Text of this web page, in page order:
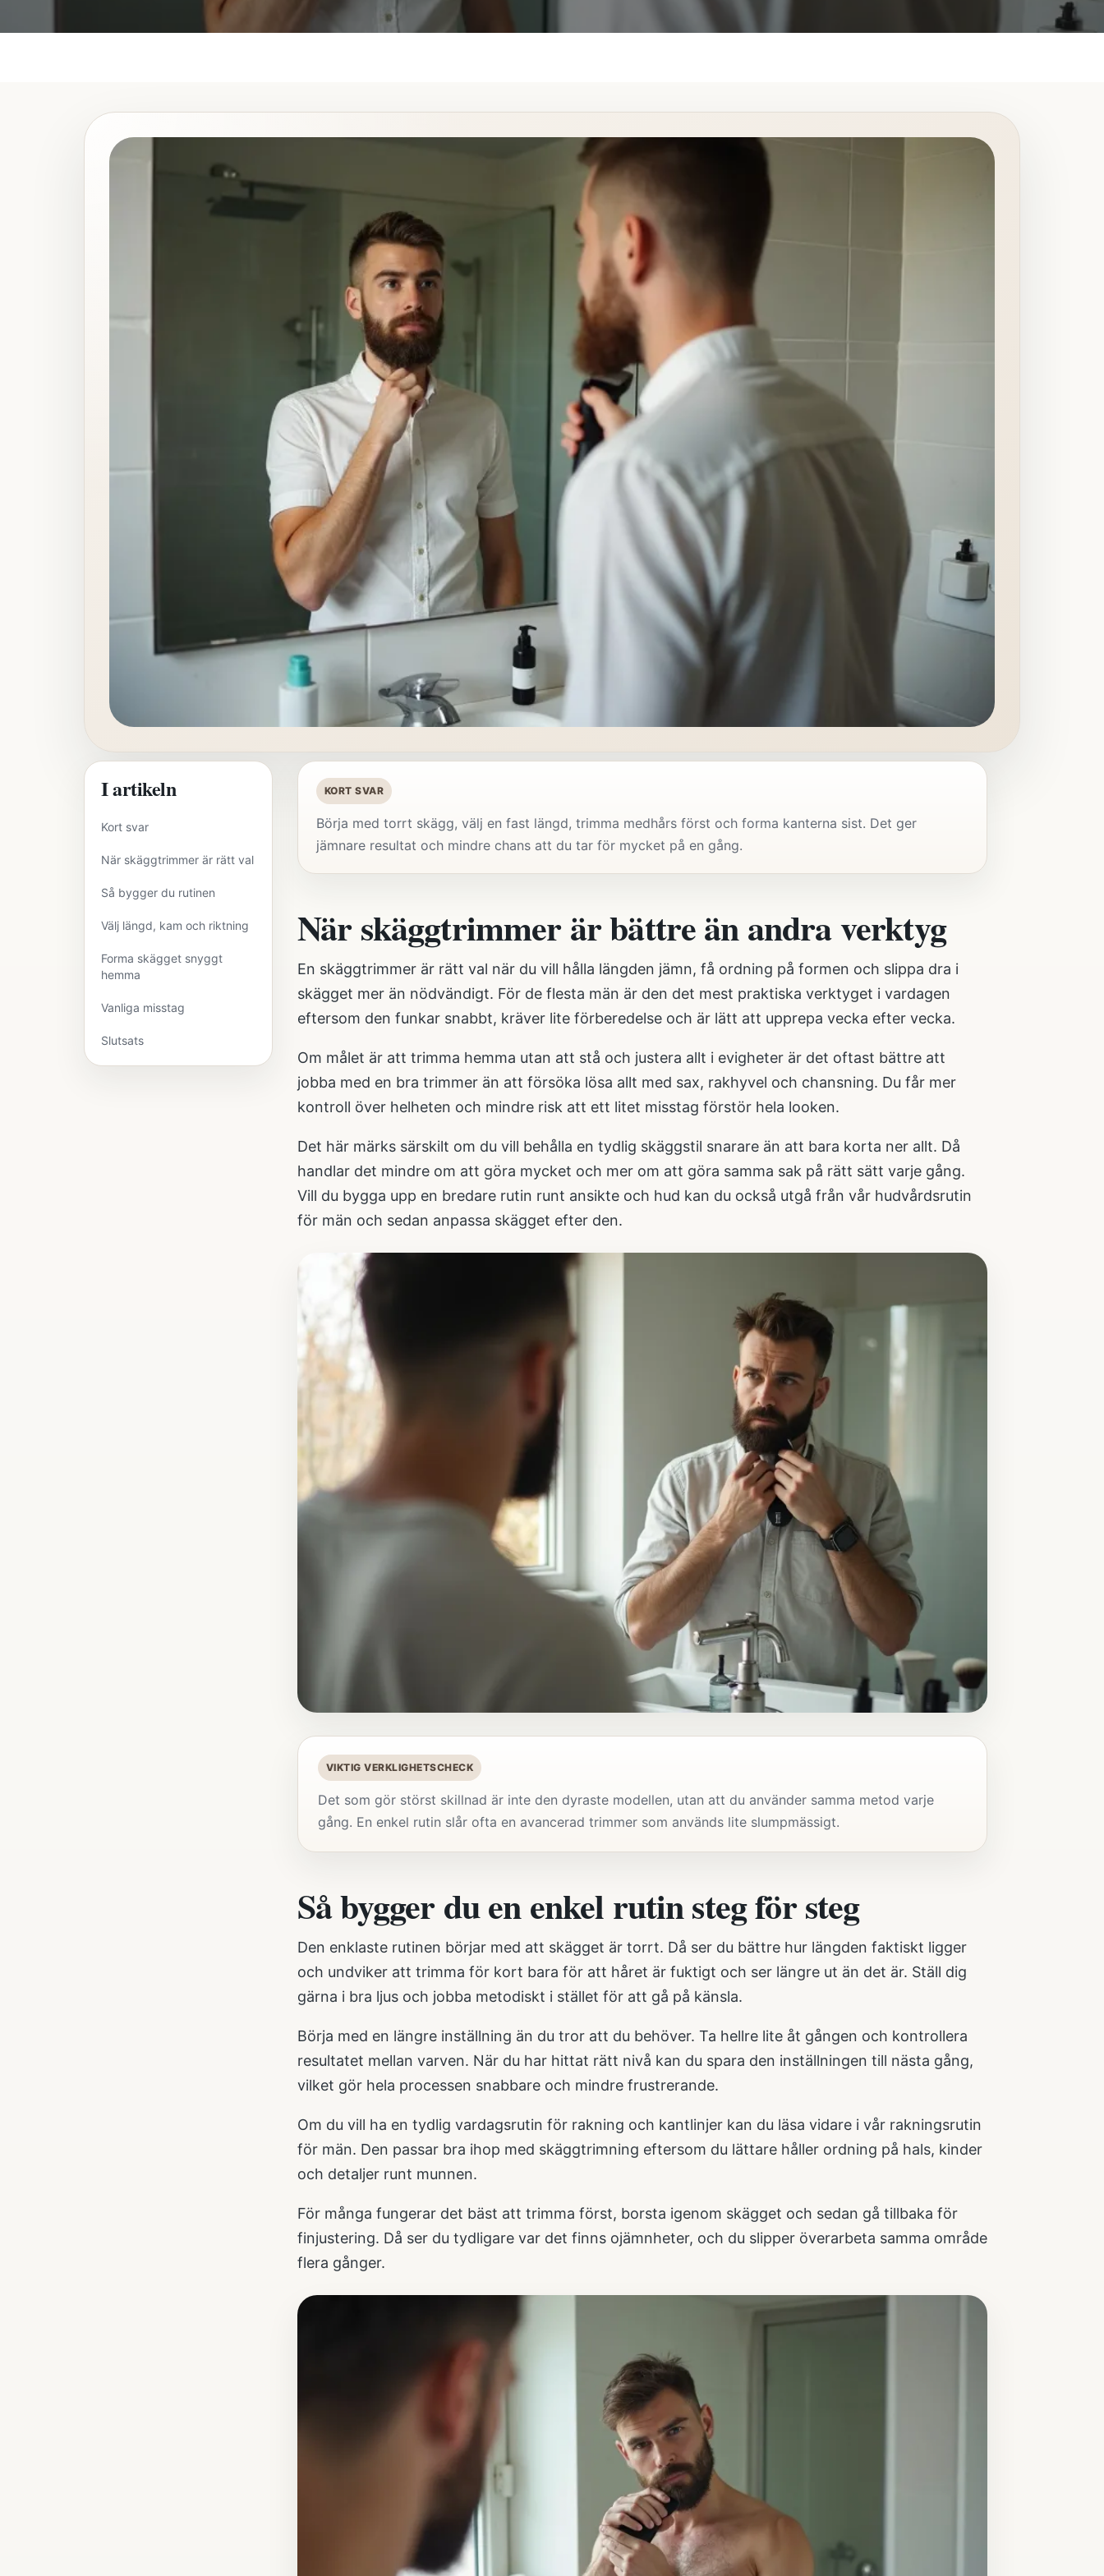
I artikeln
Kort svar
När skäggtrimmer är rätt val
Så bygger du rutinen
Välj längd, kam och riktning
Forma skägget snyggt
hemma
Vanliga misstag
Slutsats
KORT SVAR
Börja med torrt skägg, välj en fast längd, trimma medhårs först och forma kanterna sist. Det ger
jämnare resultat och mindre chans att du tar för mycket på en gång.
När skäggtrimmer är bättre än andra verktyg
En skäggtrimmer är rätt val när du vill hålla längden jämn, få ordning på formen och slippa dra i
skägget mer än nödvändigt. För de flesta män är den det mest praktiska verktyget i vardagen
eftersom den funkar snabbt, kräver lite förberedelse och är lätt att upprepa vecka efter vecka.
Om målet är att trimma hemma utan att stå och justera allt i evigheter är det oftast bättre att
jobba med en bra trimmer än att försöka lösa allt med sax, rakhyvel och chansning. Du får mer
kontroll över helheten och mindre risk att ett litet misstag förstör hela looken.
Det här märks särskilt om du vill behålla en tydlig skäggstil snarare än att bara korta ner allt. Då
handlar det mindre om att göra mycket och mer om att göra samma sak på rätt sätt varje gång.
Vill du bygga upp en bredare rutin runt ansikte och hud kan du också utgå från vår hudvårdsrutin
för män och sedan anpassa skägget efter den.
VIKTIG VERKLIGHETSCHECK
Det som gör störst skillnad är inte den dyraste modellen, utan att du använder samma metod varje
gång. En enkel rutin slår ofta en avancerad trimmer som används lite slumpmässigt.
Så bygger du en enkel rutin steg för steg
Den enklaste rutinen börjar med att skägget är torrt. Då ser du bättre hur längden faktiskt ligger
och undviker att trimma för kort bara för att håret är fuktigt och ser längre ut än det är. Ställ dig
gärna i bra ljus och jobba metodiskt i stället för att gå på känsla.
Börja med en längre inställning än du tror att du behöver. Ta hellre lite åt gången och kontrollera
resultatet mellan varven. När du har hittat rätt nivå kan du spara den inställningen till nästa gång,
vilket gör hela processen snabbare och mindre frustrerande.
Om du vill ha en tydlig vardagsrutin för rakning och kantlinjer kan du läsa vidare i vår rakningsrutin
för män. Den passar bra ihop med skäggtrimning eftersom du lättare håller ordning på hals, kinder
och detaljer runt munnen.
För många fungerar det bäst att trimma först, borsta igenom skägget och sedan gå tillbaka för
finjustering. Då ser du tydligare var det finns ojämnheter, och du slipper överarbeta samma område
flera gånger.